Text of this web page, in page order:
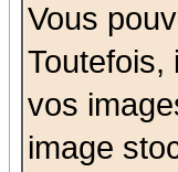
Vous
Toutefois,
vos
image